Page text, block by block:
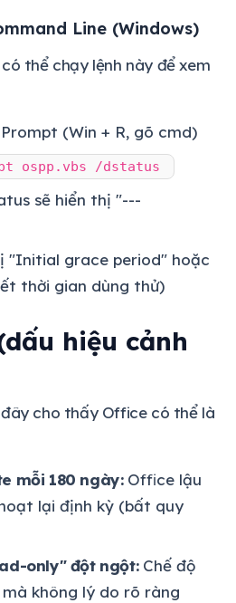
Line (Windows)
thể chạy lệnh này để xem
(Win + R, gõ cmd)
ospp.vbs /dstatus
sẽ hiển thị "---
"Initial grace period" hoặc
thời gian dùng thử)
hiệu cảnh
đây cho thấy Office có thể là
mỗi 180 ngày:Office lậu
lại định kỳ (bất quy
only" đột ngột:Chế độ
không lý do rõ ràng